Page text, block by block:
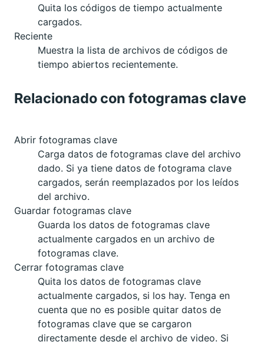
Quita los códigos de tiempo actualmente
cargados.
Reciente
Muestra la lista de archivos de códigos de
tiempo abiertos recientemente.
Relacionado con fotogramas clave
Abrir fotogramas clave
Carga datos de fotogramas clave del archivo
dado. Si ya tiene datos de fotograma clave
cargados, serán reemplazados por los leídos
del archivo.
Guardar fotogramas clave
Guarda los datos de fotogramas clave
actualmente cargados en un archivo de
fotogramas clave.
Cerrar fotogramas clave
Quita los datos de fotogramas clave
actualmente cargados, si los hay. Tenga en
cuenta que no es posible quitar datos de
fotogramas clave que se cargaron
directamente desde el archivo de video. Si